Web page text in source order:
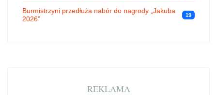
Burmistrzyni przedłuża nabór do nagrody „Jakuba
2026”
19
REKLAMA